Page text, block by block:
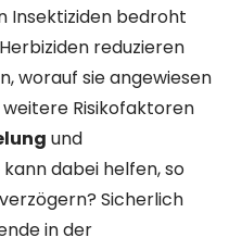
Insektiziden bedroht
reduzieren
worauf sie angewiesen
Risikofaktoren
und
dabei helfen, so
Sicherlich
in der